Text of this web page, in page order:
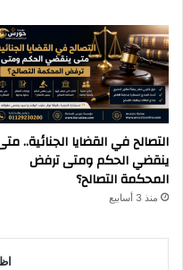
التصالح في القضايا الجنائية..
ينقضي الحكم ومتى ترفض
المحكمة التصالح؟
منذ 3 أسابيع